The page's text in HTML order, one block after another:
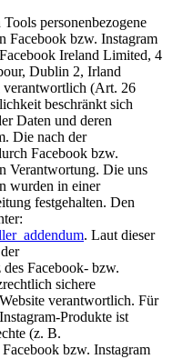
personenbezogene
Facebook bzw. Instagram
Ireland Limited, 4
Dublin 2, Irland
verantwortlich (Art. 26
beschränkt sich
Daten und deren
Die nach der
Facebook bzw.
Verantwortung. Die uns
wurden in einer
festgehalten. Den
. Laut dieser
Facebook- bzw.
sichere
verantwortlich. Für
Produkte ist
(z. B.
bzw. Instagram